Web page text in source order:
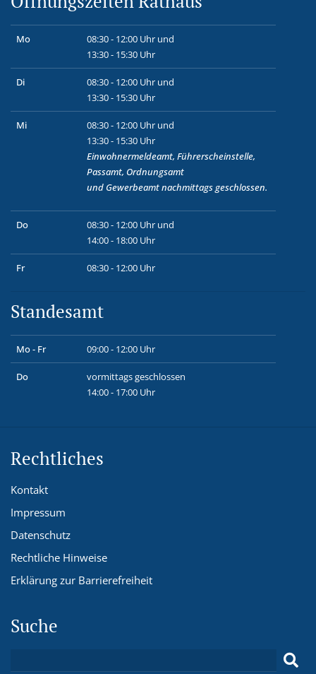
Mo
08:30 - 12:00 Uhr und
13:30 - 15:30 Uhr
Di
08:30 - 12:00 Uhr und
13:30 - 15:30 Uhr
Mi
08:30 - 12:00 Uhr und
13:30 - 15:30 Uhr
Einwohnermeldeamt, Führerscheinstelle,
Passamt, Ordnungsamt
und Gewerbeamtnachmittags geschlossen.
Do
08:30 - 12:00 Uhr und
14:00 - 18:00 Uhr
Fr 08:30 - 12:00 Uhr
Standesamt
Mo - Fr 09:00 - 12:00 Uhr
Do
vormittags geschlossen
14:00 - 17:00 Uhr
Rechtliches
Kontakt
Impressum
Datenschutz
Rechtliche Hinweise
Erklärung zur Barrierefreiheit
Suche